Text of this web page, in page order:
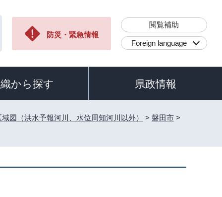
防災・緊急情報
閲覧補助
Foreign language
から探す 県政情報
図（洪水予報河川、水位周知河川以外） > 磐田市 >